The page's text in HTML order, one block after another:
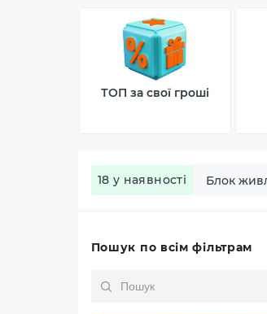
ТОП за свої гроші
18 у наявності Блок
Пошук по всім фільтрам